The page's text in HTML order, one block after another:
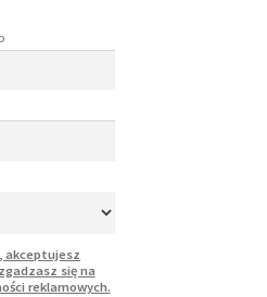
akceptujesz
się na
reklamowych.